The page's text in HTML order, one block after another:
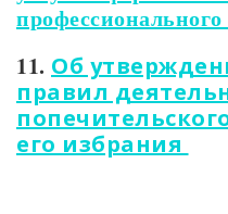
11. Об
правил
его избрания